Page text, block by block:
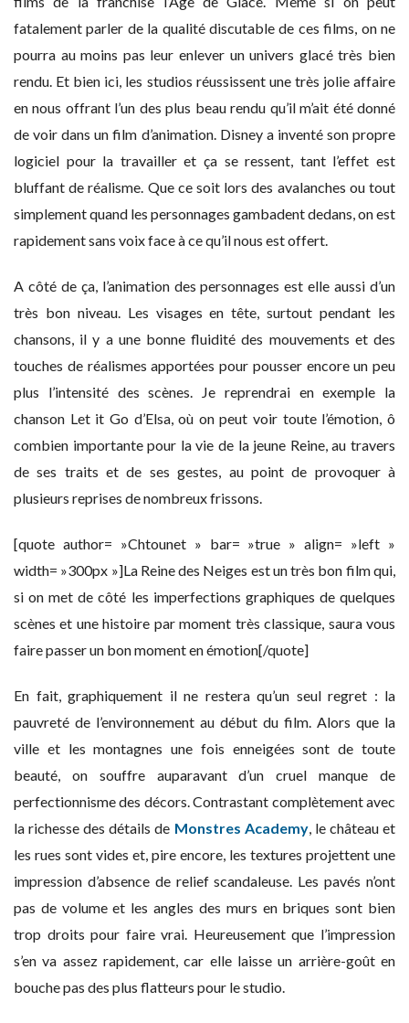
fatalement parler de la qualité discutable de ces films, on ne
pourra au moins pas leur enlever un univers glacé très bien
rendu. Et bien ici, les studios réussissent une très jolie affaire
en nous offrant l’un des plus beau rendu qu’il m’ait été donné
de voir dans un film d’animation. Disney a inventé son propre
logiciel pour la travailler et ça se ressent, tant l’effet est
bluffant de réalisme. Que ce soit lors des avalanches ou tout
simplement quand les personnages gambadent dedans, on est
rapidement sans voix face à ce qu’il nous est offert.
A côté de ça, l’animation des personnages est elle aussi d’un
très bon niveau. Les visages en tête, surtout pendant les
chansons, il y a une bonne fluidité des mouvements et des
touches de réalismes apportées pour pousser encore un peu
plus l’intensité des scènes. Je reprendrai en exemple la
chanson Let it Go d’Elsa, où on peut voir toute l’émotion, ô
combien importante pour la vie de la jeune Reine, au travers
de ses traits et de ses gestes, au point de provoquer à
plusieurs reprises de nombreux frissons.
[quote author= »Chtounet » bar= »true » align= »left »
width= »300px »]La Reine des Neiges est un très bon film qui,
si on met de côté les imperfections graphiques de quelques
scènes et une histoire par moment très classique, saura vous
faire passer un bon moment en émotion[/quote]
En fait, graphiquement il ne restera qu’un seul regret : la
pauvreté de l’environnement au début du film. Alors que la
ville et les montagnes une fois enneigées sont de toute
beauté, on souffre auparavant d’un cruel manque de
perfectionnisme des décors. Contrastant complètement avec
la richesse des détails de Monstres Academy, le château et
les rues sont vides et, pire encore, les textures projettent une
impression d’absence de relief scandaleuse. Les pavés n’ont
pas de volume et les angles des murs en briques sont bien
trop droits pour faire vrai. Heureusement que l’impression
s’en va assez rapidement, car elle laisse un arrière-goût en
bouche pas des plus flatteurs pour le studio.